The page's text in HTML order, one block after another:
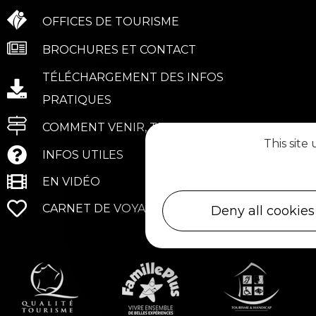
OFFICES DE TOURISME
BROCHURES ET CONTACT
TÉLÉCHARGEMENT DES INFOS
PRATIQUES
COMMENT VENIR, TRANSPORTS
INFOS UTILES
EN VIDÉO
CARNET DE VOYAGE
This site
Deny all cookies